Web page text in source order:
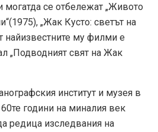
могатда се отбележат „Живото
„Жак Кусто: светът на
най­известните му филми е
„Подводният свят на Жак
институт и музея в
години на миналия век
редица изследвания на